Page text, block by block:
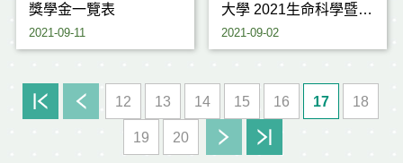
獎學金一覽表
2021-09-11
大學 2021生命科學暨醫
療科技研究成果全英語
Technology Research
Achievement English
Presentation Contest
2021-09-02
12 13 14 15 16 17 18
19 20